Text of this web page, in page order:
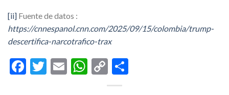
[ii] Fuente de datos :
https://cnnespanol.cnn.com/2025/09/15/colombia/trump-
descertifica-narcotrafico-trax
Facebook
Twitter
EmailWhatsApp
Copy
Link